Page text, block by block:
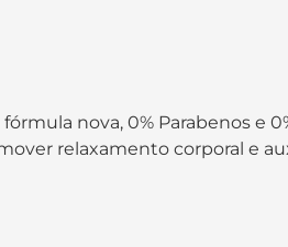
nova, 0% Parabenos
relaxamento corporal e